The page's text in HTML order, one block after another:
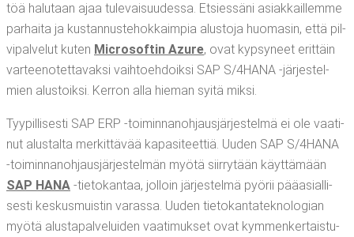
töä halu­taan ajaa tule­vai­suu­des­sa. Etsies­sä­ni asiak­kail­lem­me
par­hai­ta ja kus­tan­nus­te­hok­kaim­pia alus­to­ja huo­ma­sin, että pil­
vi­pal­ve­lut kuten Mic­ro­sof­tin Azu­re, ovat kyp­sy­neet erit­täin
var­tee­no­tet­ta­vak­si vaih­toeh­doik­si SAP S/4HANA ‑jär­jes­tel­
mien alus­toik­si. Ker­ron alla hie­man syi­tä miksi.
Tyy­pil­li­ses­ti SAP ERP ‑toi­min­na­noh­jaus­jär­jes­tel­mä ei ole vaa­ti­
nut alus­tal­ta mer­kit­tä­vää kapa­si­teet­tiä. Uuden SAP S/4HANA
‑toi­min­na­noh­jaus­jär­jes­tel­män myö­tä siir­ry­tään käyt­tä­mään
SAP HANA ‑tie­to­kan­taa, jol­loin jär­jes­tel­mä pyö­rii pää­asial­li­
ses­ti kes­kus­muis­tin varas­sa. Uuden tie­to­kan­ta­tek­no­lo­gian
myö­tä alus­ta­pal­ve­lui­den vaa­ti­muk­set ovat kym­men­ker­tais­tu­